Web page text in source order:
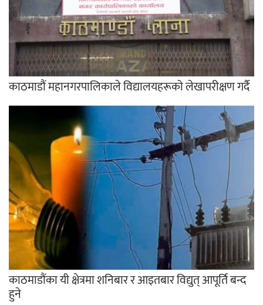
काठमाडौं महानगरपालिकाले विद्यालयहरूको लेखापरीक्षण गर्दै
काठमाडौंका यी क्षेत्रमा शनिबार र आइतबार विद्युत् आपूर्ति बन्द
हुने